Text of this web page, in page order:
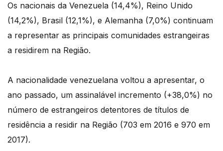
Os nacionais da Venezuela (14,4%), Reino Unido
(14,2%), Brasil (12,1%), e Alemanha (7,0%) continuam
a representar as principais comunidades estrangeiras
a residirem na Região.
A nacionalidade venezuelana voltou a apresentar, o
ano passado, um assinalável incremento (+38,0%) no
número de estrangeiros detentores de títulos de
residência a residir na Região (703 em 2016 e 970 em
2017).